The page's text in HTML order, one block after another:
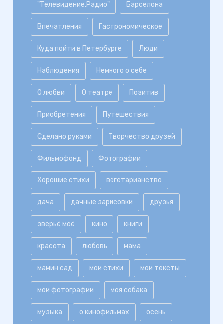
"Телевидение.Радио" Барселона
Впечатления Гастрономическое
Куда пойти в Петербурге Люди
Наблюдения Немного о себе
О любви О театре Позитив
Приобретения Путешествия
Сделано руками Творчество друзей
Фильмофонд Фотографии
Хорошие стихи вегетарианство
дача дачные зарисовки друзья
зверьё моё кино книги
красота любовь мама
мамин сад мои стихи мои тексты
мои фотографии моя собака
музыка о кинофильмах осень